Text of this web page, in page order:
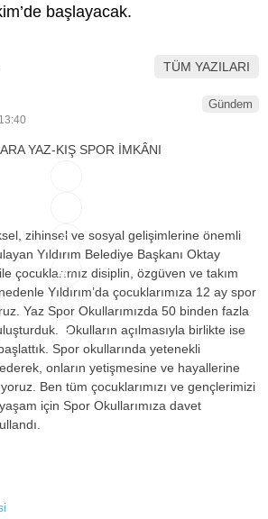
başlayacak.
TÜM YAZILARI
Gündem
+
zihinsel ve sosyal gelişimlerine önemli
Yıldırım Belediye Başkanı Oktay
çocuklarımız disiplin, özgüven ve takım
Yıldırım’da çocuklarımıza 12 ay spor
Yaz Spor Okullarımızda 50 binden fazla
Okulların açılmasıyla birlikte ise
Spor okullarında yetenekli
onların yetişmesine ve hayallerine
Ben tüm çocuklarımızı ve gençlerimizi
için Spor Okullarımıza davet